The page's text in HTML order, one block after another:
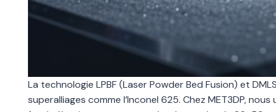
La technologie LPBF (Laser Powder Bed Fusion) et
superalliages comme l’Inconel 625. Chez MET3DP,